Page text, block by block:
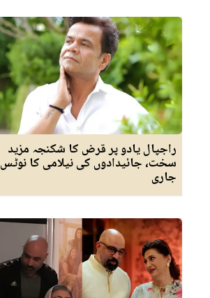
راجپال یادو پر قرض کا شکنجہ مزید
سخت، جائیدادوں کی نیلامی کا نوٹس
جاری